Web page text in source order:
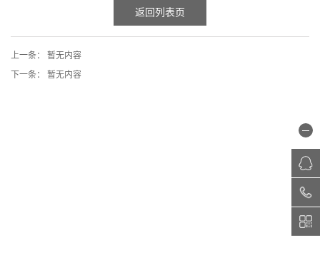
返回列表页
上一条：
暂无内容
下一条：
暂无内容